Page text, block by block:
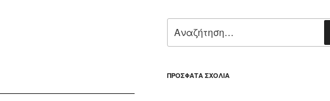
για:
ΠΡΌΣΦΑΤΑ ΣΧΌΛΙΑ